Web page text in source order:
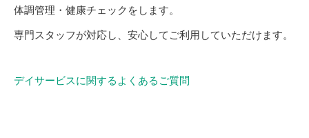
体調管理・健康チェックをします。
専門スタッフが対応し、安心してご利用していただけます。
デイサービスに関するよくあるご質問